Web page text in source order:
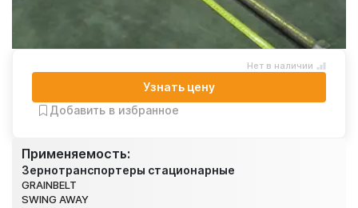
Применяемость:
Зернотранспортеры стационарные
GRAINBELT
SWING AWAY
Нет в наличии
Узнать цену
Добавить в избранное